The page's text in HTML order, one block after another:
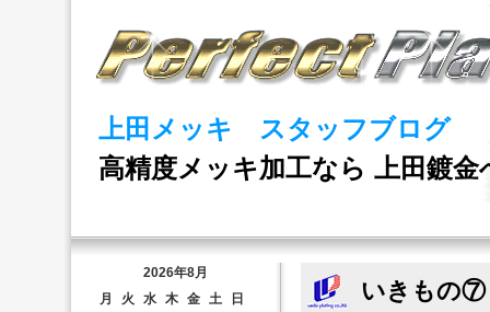
上田メッキ スタッフブログ
高精度メッキ加工なら 上田鍍金
いきもの⑦
2026年8月
月
火 水 木 金 土
日